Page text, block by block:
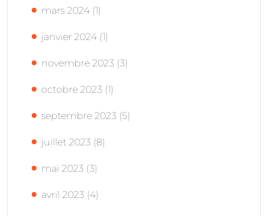
mars 2024 (1)
janvier 2024 (1)
novembre 2023 (3)
octobre 2023 (1)
septembre 2023 (5)
juillet 2023 (8)
mai 2023 (3)
avril 2023 (4)